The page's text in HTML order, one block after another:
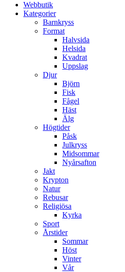
Webbutik
Kategorier
Barnkryss
Format
Halvsida
Helsida
Kvadrat
Uppslag
Djur
Björn
Fisk
Fågel
Häst
Älg
Högtider
Påsk
Julkryss
Midsommar
Nyårsafton
Jakt
Krypton
Natur
Rebusar
Religiösa
Kyrka
Sport
Årstider
Sommar
Höst
Vinter
Vår